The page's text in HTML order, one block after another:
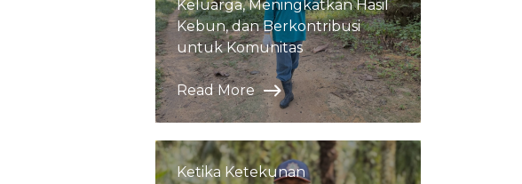
Keluarga, Meningkatkan Hasil
Kebun, dan Berkontribusi
untuk Komunitas
Read More
Ketika Ketekunan